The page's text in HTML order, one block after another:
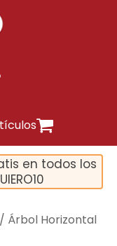
en todos los
/ Árbol Horizontal